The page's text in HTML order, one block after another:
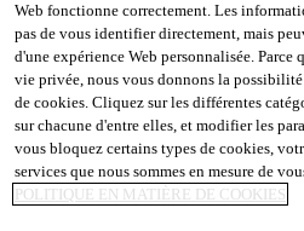
Sika Schweiz AG
Web fonctionne correctement. Les
pas de vous identifier directement, mais
d'une expérience Web personnalisée.
vie privée, nous vous donnons la
de cookies. Cliquez sur les différentes
sur chacune d'entre elles, et modifier les
vous bloquez certains types de cookies,
services que nous sommes en mesure de
POLITIQUE EN MATIÈRE DE COOKIES